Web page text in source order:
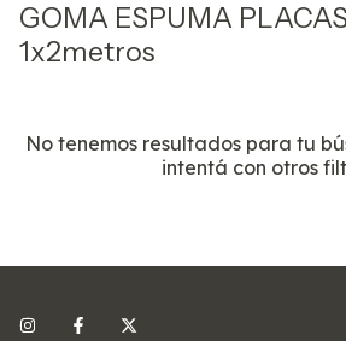
GOMA ESPUMA
1x2metros
No tenemos resultados para tu
intentá con otros